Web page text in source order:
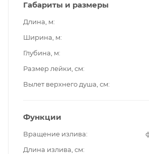
Габариты и размеры
Длина, м
Ширина, м
Глубина, м
Размер лейки, см
Вылет верхнего душа, см
Функции
Вращение излива
Длина излива, см